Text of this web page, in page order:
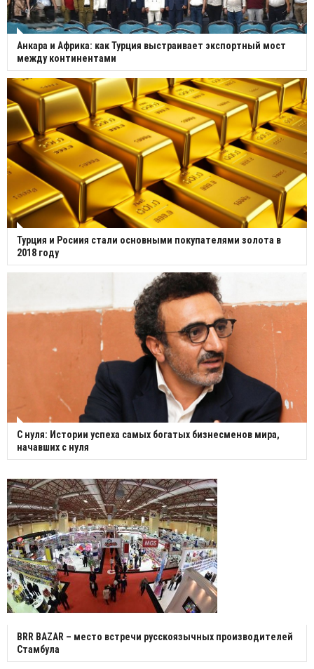
Анкара и Африка: как Турция выстраивает экспортный мост
между континентами
Турция и Росиия стали основными покупателями золота в
2018 году
С нуля: Истории успеха самых богатых бизнесменов мира,
начавших с нуля
BRR BAZAR – место встречи русскоязычных производителей
Стамбула